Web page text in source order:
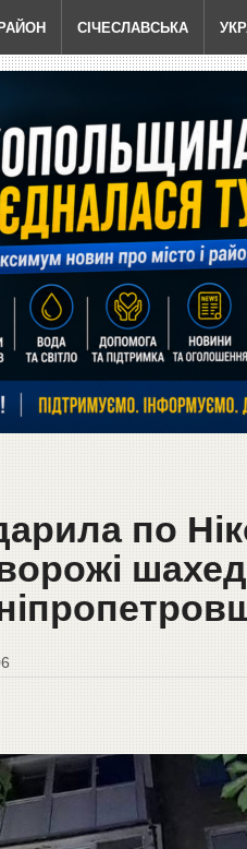
СІЧЕСЛАВСЬКА
по